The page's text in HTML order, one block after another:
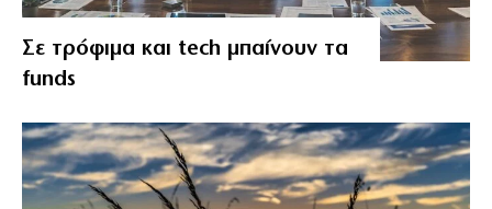
Σε τρόφιμα και tech μπαίνουν τα
funds